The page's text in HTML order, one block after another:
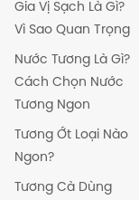
Gia Vị Sạch Là Gì?
Vì Sao Quan Trọng
Nước Tương Là Gì?
Cách Chọn Nước
Tương Ngon
Tương Ớt Loại Nào
Ngon?
Tương Cà Dùng